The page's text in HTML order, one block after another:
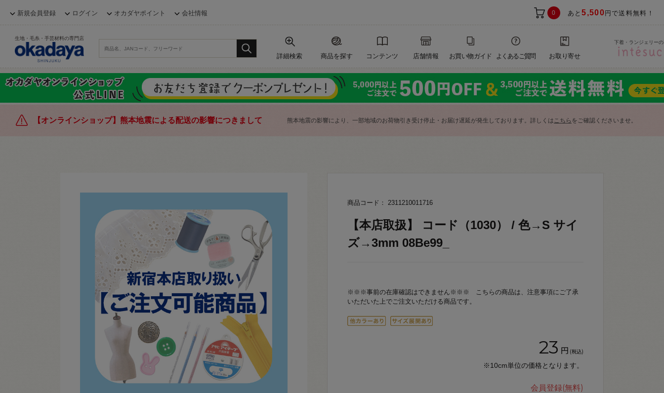
新規会員登録 ログイン オカダヤポイント 会社情報 0 あと5,500 円で送料無料！
生地・毛糸・手芸材料の専門店
詳細検索 商品を探す コンテンツ 店舗情報 お買い物ガイド よくあるご質問 お取り寄せ
下着・ランジェリー
【オンラインショップ】熊本地震による配送の影響につきまして 熊本地震の影響により、一部地域のお荷物引き受け停止・お届け遅延が発生しております。詳しくはこちら をご確認くださいませ。
商品コード： 2311210011716
【本店取扱】 コード（1030） / 色→S サイ
ズ→3mm 08Be99_
※※※事前の在庫確認はできません※※※ こちらの商品は、注意事項にご了承
いただいた上でご注文いただける商品です。
23 円 (税込)
※10cm単位の価格となります。
会員登録(無料)